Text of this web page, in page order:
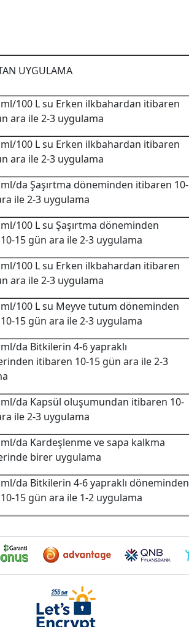
UYGULAMA
100 L su Erken ilkbahardan itibaren
ara ile 2-3 uygulama
100 L su Erken ilkbahardan itibaren
ara ile 2-3 uygulama
da Şaşırtma döneminden itibaren 10-
ile 2-3 uygulama
100 L su Şaşırtma döneminden
15 gün ara ile 2-3 uygulama
100 L su Erken ilkbahardan itibaren
ara ile 2-3 uygulama
100 L su Meyve tutum döneminden
15 gün ara ile 2-3 uygulama
da Bitkilerin 4-6 yapraklı
itibaren 10-15 gün ara ile 2-3
ml/da Kapsül oluşumundan itibaren 10-
ile 2-3 uygulama
da Kardeşlenme ve sapa kalkma
birer uygulama
da Bitkilerin 4-6 yapraklı döneminden
15 gün ara ile 1-2 uygulama